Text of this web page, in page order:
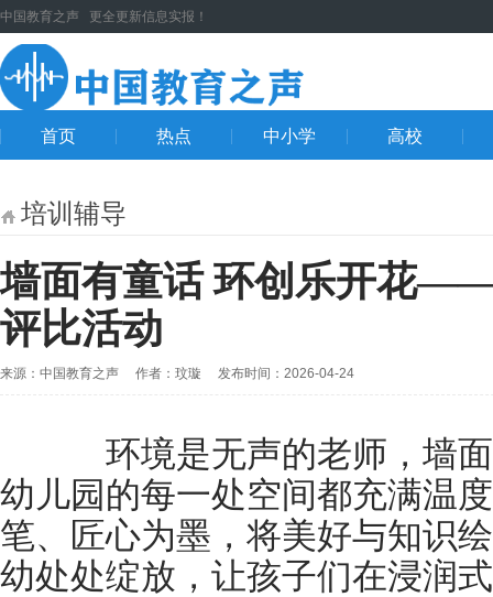
中国教育之声 更全更新信息实报！
首页 热点 中小学 高校
培训辅导
墙面有童话 环创乐开花
评比活动
来源：中国教育之声 作者：玟璇 发布时间：2026-04-24
环境是无声的老师，墙面
幼儿园的每一处空间都充满温
笔、匠心为墨，将美好与知识
幼处处绽放，让孩子们在浸润